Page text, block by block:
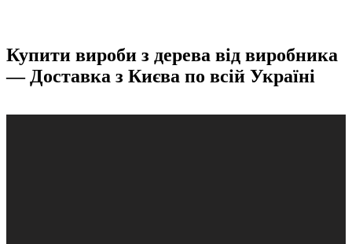
Купити вироби з дерева від виробника
— Доставка з Києва по всій Україні